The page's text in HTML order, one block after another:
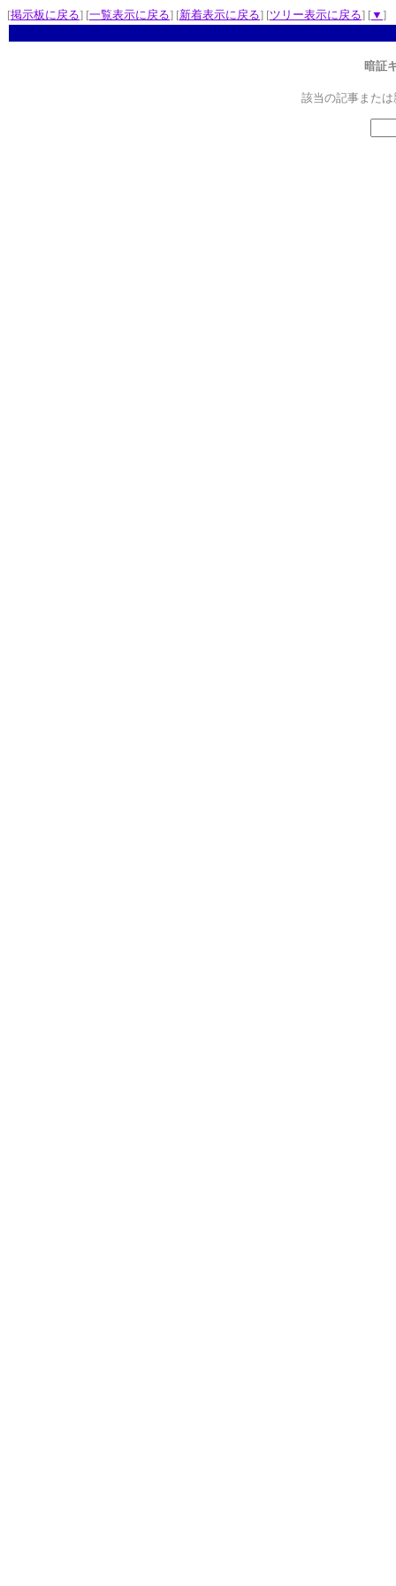
[掲示板に戻る] [一覧表示に戻る] [新着表示に戻る] [ツリー表示に戻る] [▼ ]
暗証
該当の記事また